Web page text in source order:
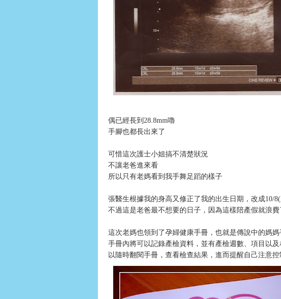
偶已經長到28.8mm嚕
手腳也都長出來了
可惜這次護士小姐搞不清楚狀況
不讓老爸進來看
所以只有老媽看到我手舞足蹈的樣子
張醫生根據我的身高又修正了我的出生日期，改成10/
不過這是老爸最不想要的日子，因為這樣陪產假就浪費
這次老媽也領到了孕婦健康手冊，也就是傳說中的媽媽
手冊內將可以記錄產檢資料，並有產檢週數、項目以
以隨時翻閱手冊，查看檢查結果，進而提醒自己注意控